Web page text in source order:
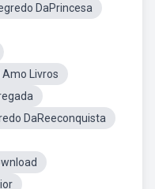
DaPrincesa
Amo Livros
DaReeconquista